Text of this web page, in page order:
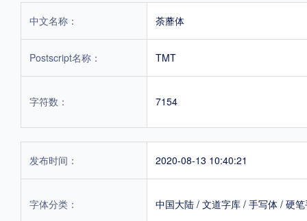
字体新闻 字体程序
中文名称： 荼蘼体
Postscript名称： TMT
字符数： 7154
发布时间： 2020-08-13 10:40:21
字体分类： 中国大陆 / 文道字库 / 手写体 / 硬